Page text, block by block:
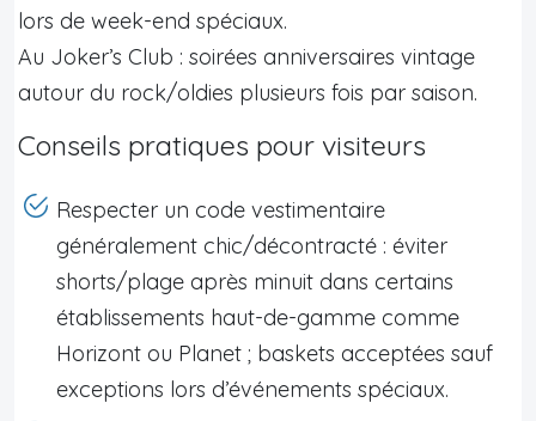
lors de week-end spéciaux.
Au Joker’s Club : soirées anniversaires vintage
autour du rock/oldies plusieurs fois par saison.
Conseils pratiques pour visiteurs
Respecter un code vestimentaire
généralement chic/décontracté : éviter
shorts/plage après minuit dans certains
établissements haut-de-gamme comme
Horizont ou Planet ; baskets acceptées sauf
exceptions lors d’événements spéciaux.